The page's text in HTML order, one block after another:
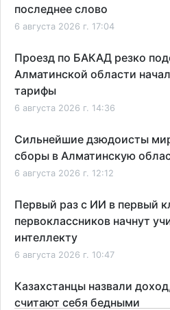
последнее слово
6 августа 2026 г. 17:04
Проезд по БАКАД резко
Алматинской области
тарифы
6 августа 2026 г. 14:36
Сильнейшие дзюдоисты
сборы в Алматинскую
6 августа 2026 г. 12:12
Первый раз с ИИ в первый
первоклассников начнут
интеллекту
6 августа 2026 г. 10:47
Казахстанцы назвали
считают себя бедными